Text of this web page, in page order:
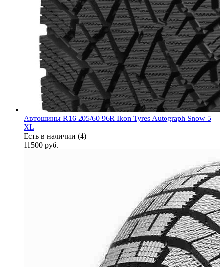
Автошины R16 205/60 96R Ikon Tyres Autograph Snow 5
XL
Есть в наличии (4)
11500 руб.